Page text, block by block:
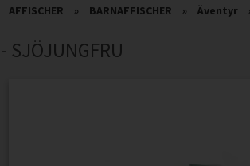
AFFISCHER » BARNAFFISCHER » Äventyr
- SJÖJUNGFRU